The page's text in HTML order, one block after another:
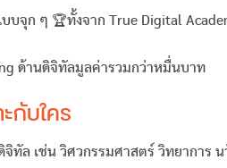
จุก ๆ 🏆ทั้งจาก True Digital
ด้านดิจิทัลมูลค่ารวมกว่าหมื่นบาท
กับใคร
ทัล เช่น วิศวกรรมศาสตร์ วิทยาการ น